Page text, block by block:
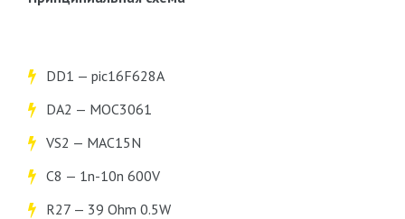
DD1 — pic16F628A
DA2 — MOC3061
VS2 — MAC15N
C8 — 1n-10n 600V
R27 — 39 Ohm 0.5W